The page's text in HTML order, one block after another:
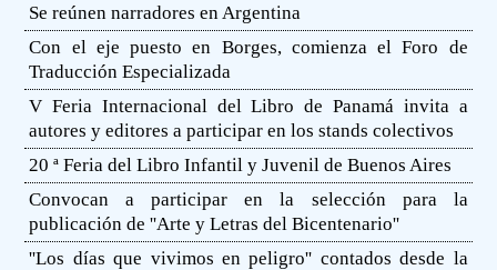
Se reúnen narradores en Argentina
Con el eje puesto en Borges, comienza el Foro de
Traducción Especializada
V Feria Internacional del Libro de Panamá invita a
autores y editores a participar en los stands colectivos
20 ª Feria del Libro Infantil y Juvenil de Buenos Aires
Convocan a participar en la selección para la
publicación de ''Arte y Letras del Bicentenario''
''Los días que vivimos en peligro'' contados desde la